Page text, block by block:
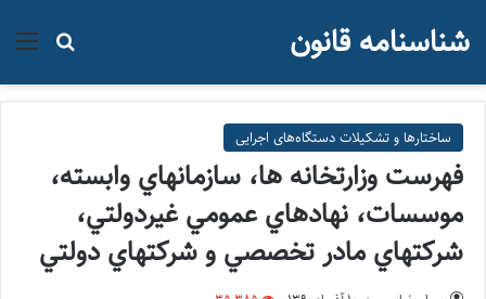
جستجو شناسنامه قانون
ساختارها و تشکیلات دستگاه‌های اجرایی
فهرست وزارتخانه ها، سازمانهاي وابسته،
موسسات، نهادهاي عمومي غيردولتي،
شرکتهاي مادر تخصصي و شرکتهاي دولتي